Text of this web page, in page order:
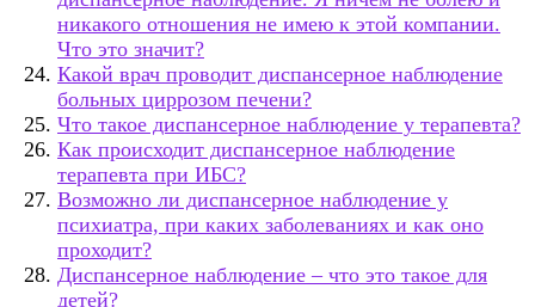
никакого отношения не имею к этой компании.
Что это значит?
Какой врач проводит диспансерное наблюдение
больных циррозом печени?
Что такое диспансерное наблюдение у терапевта?
Как происходит диспансерное наблюдение
терапевта при ИБС?
Возможно ли диспансерное наблюдение у
психиатра, при каких заболеваниях и как оно
проходит?
Диспансерное наблюдение – что это такое для
детей?